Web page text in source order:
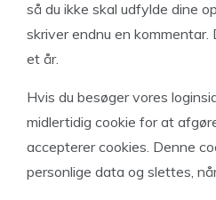
så du ikke skal udfylde dine
skriver endnu en kommentar.
et år.
Hvis du besøger vores
midlertidig cookie for at
accepterer cookies. Denne
personlige data og slettes,